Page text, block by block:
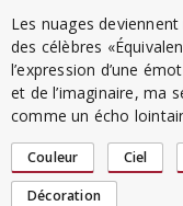
Les nuages
des célèbres
l’expression d’une
et de l’imaginaire, ma
comme un écho
Couleur Ciel
Décoration